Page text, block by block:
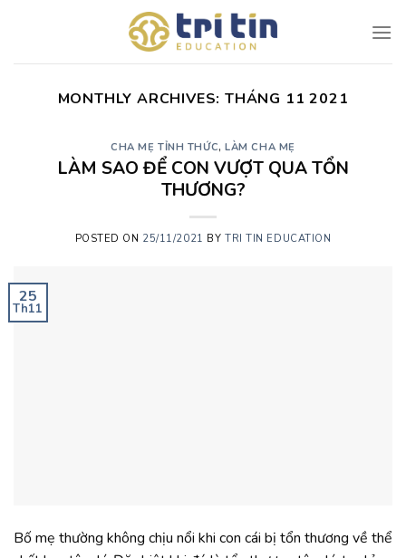
MONTHLY ARCHIVES: THÁNG 11 2021
CHA MẸ TỈNH THỨC,LÀM CHA MẸ
LÀM SAO ĐỂ CON VƯỢT QUA TỔN
THƯƠNG?
POSTED ON 25/11/2021 BY TRI TIN EDUCATION
25
Th11
Bố mẹ thường không chịu nổi khi con cái bị tổn thương về thể